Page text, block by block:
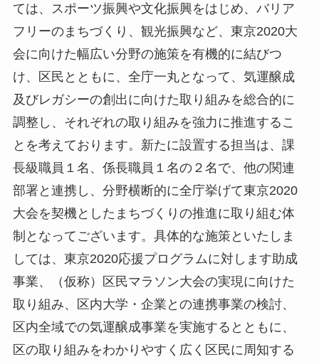
ては、スポーツ振興や文化振興をはじめ、バリア
フリーのまちづくり、観光振興など、東京2020大
会に向けた幅広い分野の施策を有機的に結びつ
け、区民とともに、全庁一丸となって、気運醸成
及びレガシーの創出に向けた取り組みを総合的に
調整し、それぞれの取り組みを強力に推進するこ
とを考えております。新たに設置する担当は、課
長級職員１名、係長職員１名の２名で、他の関連
部署と連携し、分野横断的に全庁挙げて東京2020
大会を契機としたまちづくりの推進に取り組む体
制となってございます。具体的な施策といたしま
しては、東京2020応援プログラムに対します助成
事業、（仮称）区民マラソン大会の実現に向けた
取り組み、区内大学・企業との連携事業の検討、
区内全域での気運醸成事業を実施するとともに、
区の取り組みをわかりやすく広く区民に周知する